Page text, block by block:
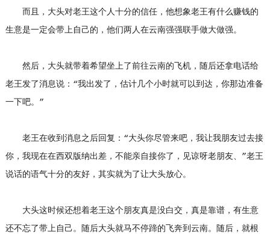
而且，大头对老王这个人十分的信任，他想象老王有什么赚钱的
生意是一定会带上自己的，他们两人在云南强强联手做大做强。
然后，大头就带着希望坐上了前往云南的飞机，随后还拿电话给
老王发了消息说：“我出发了，估计几个小时就可以到达，你那边准备
一下吧。”
老王在收到消息之后回复：“大头你尽管来吧，我让我朋友过去接
你，我现在在西双版纳出差，不能亲自接你了，见谅呀老朋友、”老王
说话的语气十分的友好，其实就为了让大头放心。
大头这时候还想着老王这个朋友真是没白交，真是靠谱，有生意
还不忘了带上自己。随后大头就马不停蹄的飞奔到云南。随后，就根